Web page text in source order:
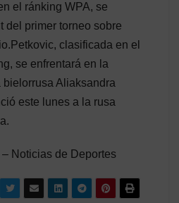
el ránking WPA, se
del primer torneo sobre
clasificada en el
se enfrentará en la
Aliaksandra
este lunes a la rusa
Noticias de Deportes